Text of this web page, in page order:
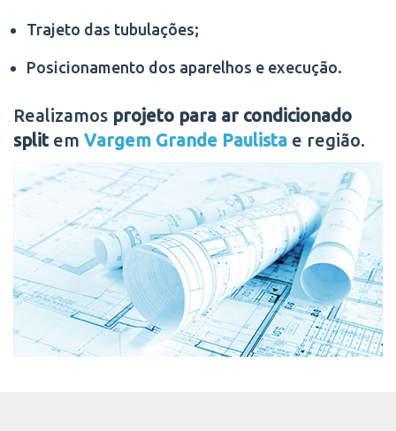
Trajeto das tubulações;
Posicionamento dos aparelhos e execução.
Realizamos projeto para ar condicionado
splitem Vargem Grande Paulista e região.